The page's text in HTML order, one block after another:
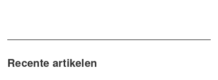
Recente artikelen